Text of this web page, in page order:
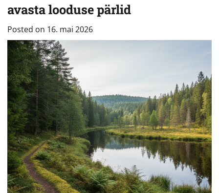
avasta looduse pärlid
Posted on 16. mai 2026